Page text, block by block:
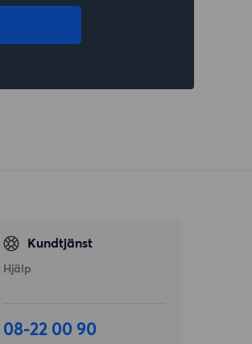
Kundtjänst
Hjälp
08-22 00 90